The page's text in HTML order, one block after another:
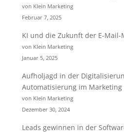
von Klein Marketing
Februar 7, 2025
KI und die Zukunft der E-
von Klein Marketing
Januar 5, 2025
Aufholjagd in der
Automatisierung im
von Klein Marketing
Dezember 30, 2024
Leads gewinnen in der